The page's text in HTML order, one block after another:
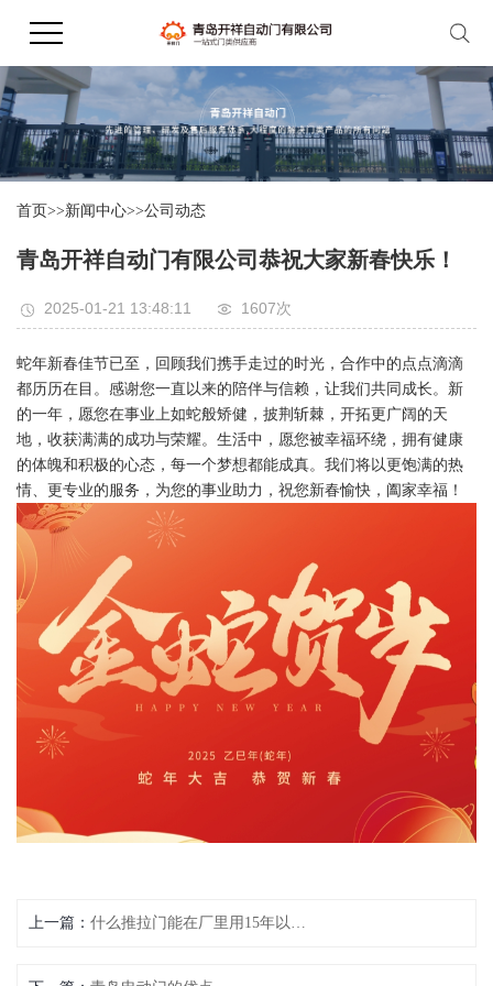
首页>>新闻中心>>公司动态
青岛开祥自动门有限公司恭祝大家新春快乐！
2025-01-21 13:48:11 1607次
蛇年新春佳节已至，回顾我们携手走过的时光，合作中的点点滴滴
都历历在目。感谢您一直以来的陪伴与信赖，让我们共同成长。新
的一年，愿您在事业上如蛇般矫健，披荆斩棘，开拓更广阔的天
地，收获满满的成功与荣耀。生活中，愿您被幸福环绕，拥有健康
的体魄和积极的心态，每一个梦想都能成真。我们将以更饱满的热
情、更专业的服务，为您的事业助力，祝您新春愉快，阖家幸福！
上一篇： 什么推拉门能在厂里用15年以上？有厂房的必须进来看一看！